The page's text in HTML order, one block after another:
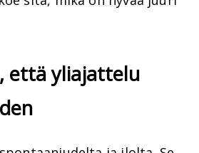
että yliajattelu